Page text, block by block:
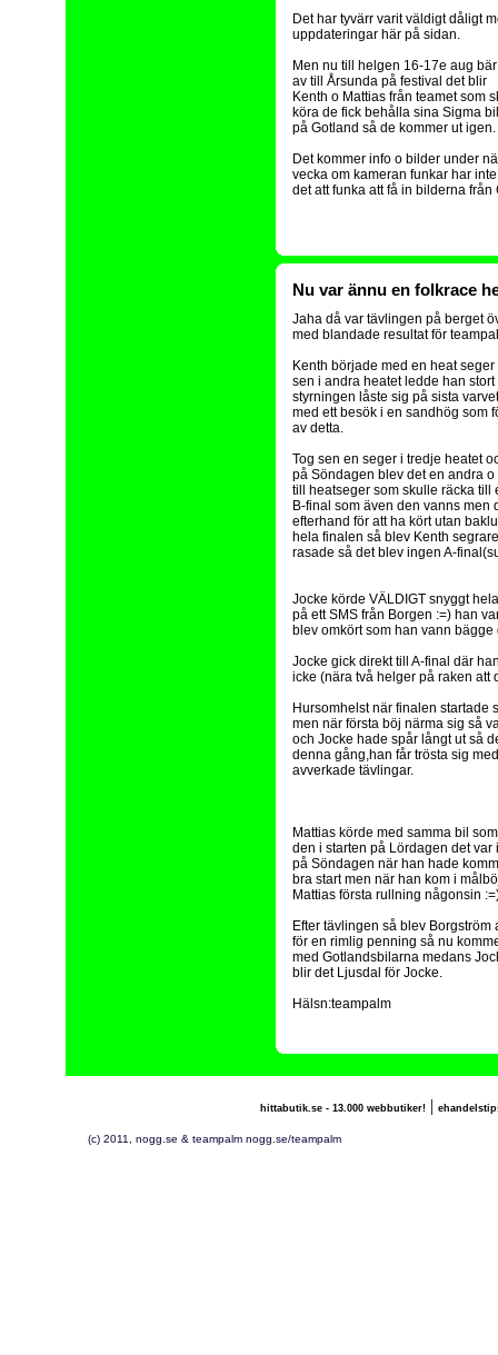
Det har tyvärr varit väldigt dåligt
uppdateringar här på sidan.
Men nu till helgen 16-17e aug
av till Årsunda på festival det blir
Kenth o Mattias från teamet som
köra de fick behålla sina Sigma
på Gotland så de kommer ut igen.
Det kommer info o bilder under
vecka om kameran funkar har
det att funka att få in bilderna från
Nu var ännu en folkrace
Jaha då var tävlingen på berget
med blandade resultat för
Kenth började med en heat seger
sen i andra heatet ledde han stort
styrningen låste sig på sista varvet
med ett besök i en sandhög som
av detta.
Tog sen en seger i tredje heatet
på Söndagen blev det en andra o
till heatseger som skulle räcka till
B-final som även den vanns men
efterhand för att ha kört utan
hela finalen så blev Kenth
rasade så det blev ingen A-
Jocke körde VÄLDIGT snyggt
på ett SMS från Borgen :=) han
blev omkört som han vann bägge
Jocke gick direkt till A-final där
icke (nära två helger på raken att
Hursomhelst när finalen startade
men när första böj närma sig så
och Jocke hade spår långt ut så
denna gång,han får trösta sig
avverkade tävlingar.
Mattias körde med samma bil
den i starten på Lördagen det
på Söndagen när han hade
bra start men när han kom i
Mattias första rullning någonsin
Efter tävlingen så blev
för en rimlig penning så nu
med Gotlandsbilarna medans
blir det Ljusdal för Jocke.
Hälsn:teampalm
hittabutik.se - 13.000 webbutiker!|
(c) 2011, nogg.se & teampalm nogg.se/teampalm